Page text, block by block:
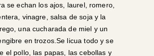
se echan los ajos, laurel, romero,
vinagre, salsa de soja y la
una cucharada de miel y un
en trozos.Se licua todo y se
el pollo, las papas, las cebollas y